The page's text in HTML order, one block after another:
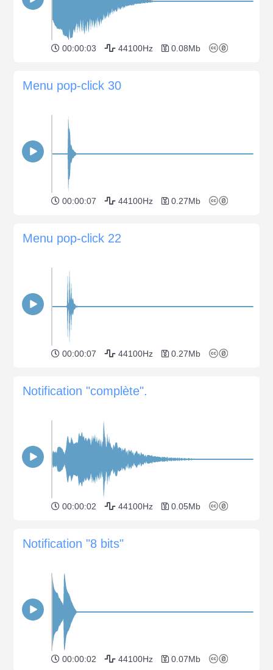
00:00:03 44100Hz 0.08Mb
Menu pop-click 30
00:00:07 44100Hz 0.27Mb
Menu pop-click 22
00:00:07 44100Hz 0.27Mb
Notification "complète".
00:00:02 44100Hz 0.05Mb
Notification "8 bits"
00:00:02 44100Hz 0.07Mb